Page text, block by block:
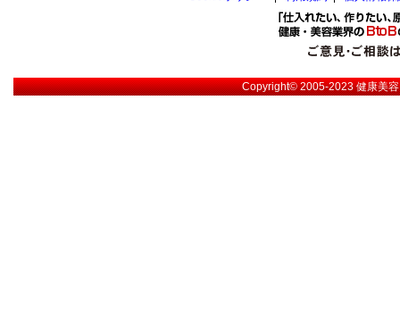
Copyright© 2005-2023健康美